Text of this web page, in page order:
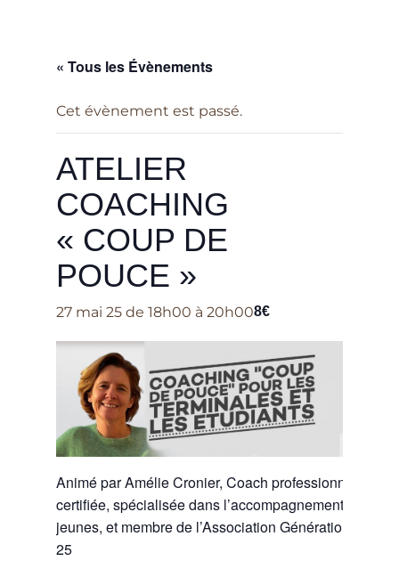
« Tous les Évènements
Cet évènement est passé.
ATELIER
COACHING
« COUP DE
POUCE »
27 mai 25 de 18h00 à 20h008€
Animé par Amélie Cronier, Coach professionnelle
certifiée, spécialisée dans l’accompagnement des
jeunes, et membre de l’Association Génération 15-
25